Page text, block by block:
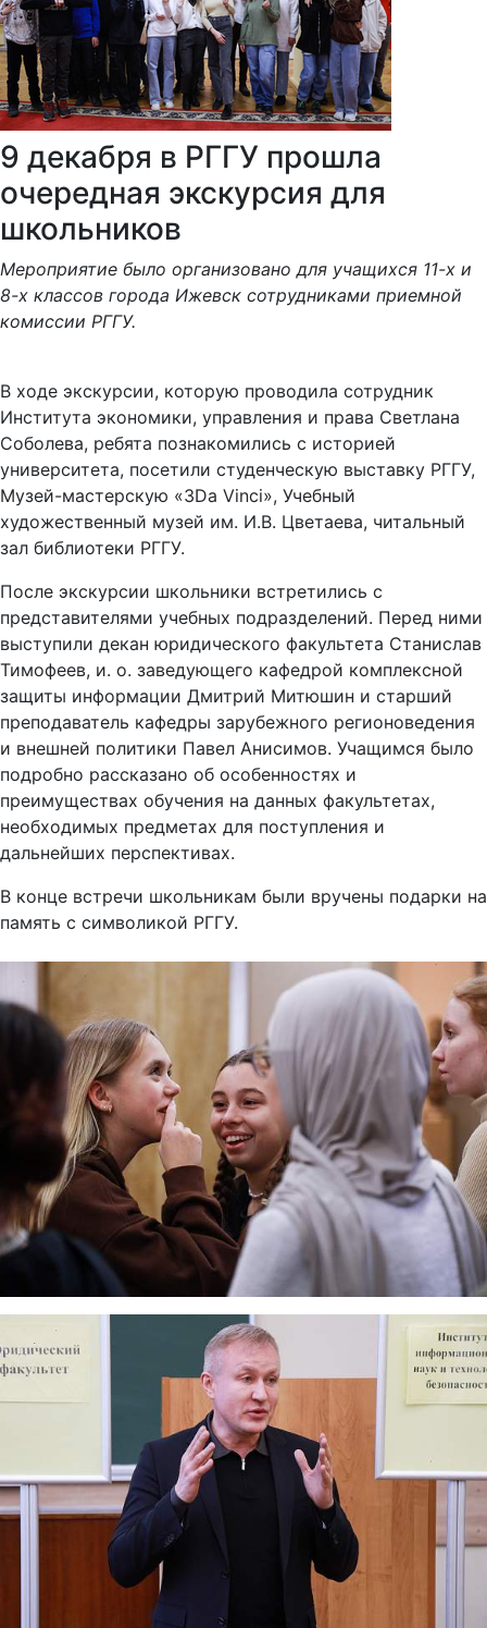
9 декабря в РГГУ прошла
очередная экскурсия для
школьников
Мероприятие было организовано для учащихся 11-х и
8-х классов города Ижевск сотрудниками приемной
комиссии РГГУ.
В ходе экскурсии, которую проводила сотрудник
Института экономики, управления и права Светлана
Соболева, ребята познакомились с историей
университета, посетили студенческую выставку РГГУ,
Музей-мастерскую «3Da Vinci», Учебный
художественный музей им. И.В. Цветаева, читальный
зал библиотеки РГГУ.
После экскурсии школьники встретились с
представителями учебных подразделений. Перед ними
выступили декан юридического факультета Станислав
Тимофеев, и. о. заведующего кафедрой комплексной
защиты информации Дмитрий Митюшин и старший
преподаватель кафедры зарубежного регионоведения
и внешней политики Павел Анисимов. Учащимся было
подробно рассказано об особенностях и
преимуществах обучения на данных факультетах,
необходимых предметах для поступления и
дальнейших перспективах.
В конце встречи школьникам были вручены подарки на
память с символикой РГГУ.